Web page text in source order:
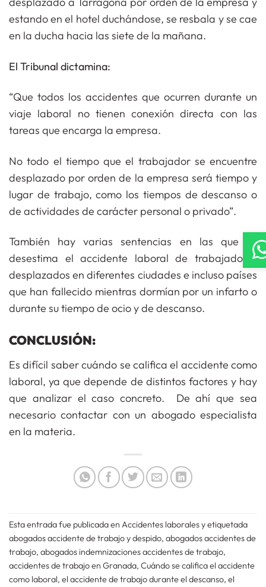
estando en el hotel duchándose, se resbala y se cae
en la ducha hacia las siete de la mañana.
El Tribunal dictamina:
“Que todos los accidentes que ocurren durante un
viaje laboral no tienen conexión directa con las
tareas que encarga la empresa.
No todo el tiempo que el trabajador se encuentre
desplazado por orden de la empresa será tiempo y
lugar de trabajo, como los tiempos de descanso o
de actividades de carácter personal o privado”.
También hay varias sentencias en las que se
desestima el accidente laboral de trabajadores
desplazados en diferentes ciudades e incluso países
que han fallecido mientras dormían por un infarto o
durante su tiempo de ocio y de descanso.
CONCLUSIÓN:
Es difícil saber cuándo se califica el accidente como
laboral, ya que depende de distintos factores y hay
que analizar el caso concreto. De ahí que sea
necesario contactar con un abogado especialista
en la materia.
Esta entrada fue publicada en Accidentes laboralesy etiquetada
abogados accidente de trabajo y despido, abogados accidentes de
trabajo, abogados indemnizaciones accidentes de trabajo,
accidentes de trabajo en Granada, Cuándo se califica el accidente
como laboral, el accidente de trabajo durante el descanso, el